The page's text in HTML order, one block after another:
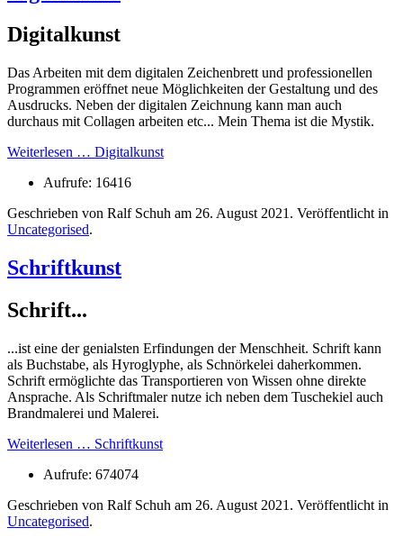
Digitalkunst
Das Arbeiten mit dem digitalen Zeichenbrett und professionellen
Programmen eröffnet neue Möglichkeiten der Gestaltung und des
Ausdrucks. Neben der digitalen Zeichnung kann man auch
durchaus mit Collagen arbeiten etc... Mein Thema ist die Mystik.
Weiterlesen … Digitalkunst
Aufrufe: 16416
Geschrieben von Ralf Schuh am 26. August 2021 . Veröffentlicht in
Uncategorised.
Schriftkunst
Schrift...
...ist eine der genialsten Erfindungen der Menschheit. Schrift kann
als Buchstabe, als Hyroglyphe, als Schnörkelei daherkommen.
Schrift ermöglichte das Transportieren von Wissen ohne direkte
Ansprache. Als Schriftmaler nutze ich neben dem Tuschekiel auch
Brandmalerei und Malerei.
Weiterlesen … Schriftkunst
Aufrufe: 674074
Geschrieben von Ralf Schuh am 26. August 2021 . Veröffentlicht in
Uncategorised.